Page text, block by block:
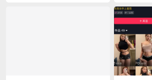
播)
多期的视频